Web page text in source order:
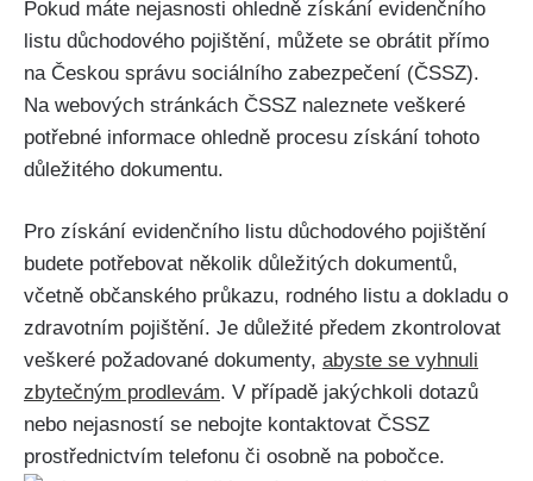
Pokud máte nejasnosti ohledně získání evidenčního
listu důchodového pojištění, můžete se obrátit přímo
na Českou správu sociálního zabezpečení (ČSSZ).
Na webových stránkách ČSSZ naleznete veškeré
potřebné informace ohledně procesu získání tohoto
důležitého dokumentu.
Pro získání evidenčního listu důchodového pojištění
budete potřebovat několik důležitých dokumentů,
včetně občanského průkazu, rodného listu a dokladu o
zdravotním pojištění. Je důležité předem zkontrolovat
veškeré požadované dokumenty, abyste se vyhnuli
zbytečným prodlevám. V případě jakýchkoli dotazů
nebo nejasností se nebojte kontaktovat ČSSZ
prostřednictvím telefonu či osobně na pobočce.